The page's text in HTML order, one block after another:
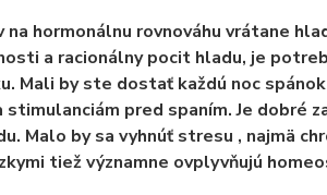
na hormonálnu rovnováhu vrátane
a racionálny pocit hladu, je
Mali by ste dostať každú noc
stimulanciám pred spaním.Je dobré
Malo by sa vyhnúť stresu , najmä
tiež významne ovplyvňujú